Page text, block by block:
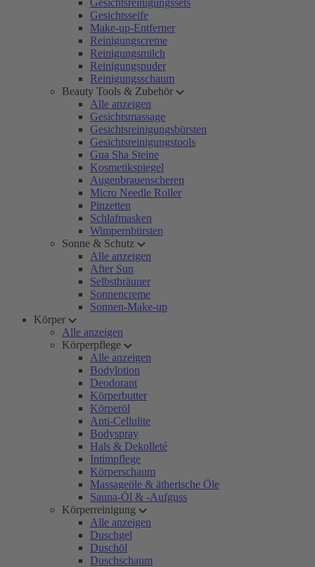
Gesichtsreinigungssets
Gesichtsseife
Make-up-Entferner
Reinigungscreme
Reinigungsmilch
Reinigungspuder
Reinigungsschaum
Beauty Tools & Zubehör
Alle anzeigen
Gesichtsmassage
Gesichtsreinigungsbürsten
Gesichtsreinigungstools
Gua Sha Steine
Kosmetikspiegel
Augenbrauenscheren
Micro Needle Roller
Pinzetten
Schlafmasken
Wimpernbürsten
Sonne & Schutz
Alle anzeigen
After Sun
Selbstbräuner
Sonnencreme
Sonnen-Make-up
Körper
Alle anzeigen
Körperpflege
Alle anzeigen
Bodylotion
Deodorant
Körperbutter
Körperöl
Anti-Cellulite
Bodyspray
Hals & Dekolleté
Intimpflege
Körperschaum
Massageöle & ätherische Öle
Sauna-Öl & -Aufguss
Körperreinigung
Alle anzeigen
Duschgel
Duschöl
Duschschaum